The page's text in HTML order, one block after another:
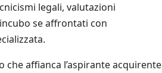
legali, valutazioni
se affrontati con
affianca l’aspirante acquirente